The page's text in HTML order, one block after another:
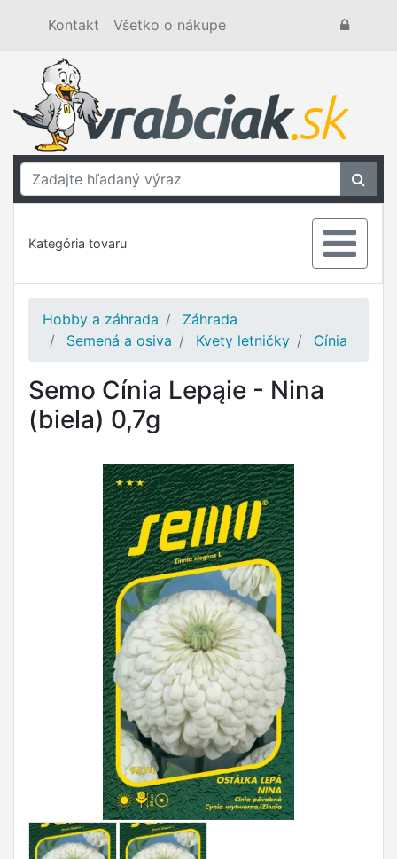
Kontakt Všetko o nákupe
Kategória tovaru
Hobby a záhrada
Záhrada
Semená a osiva
Kvety letničky Cínia
Semo Cínia Lepąie - Nina
(biela) 0,7g